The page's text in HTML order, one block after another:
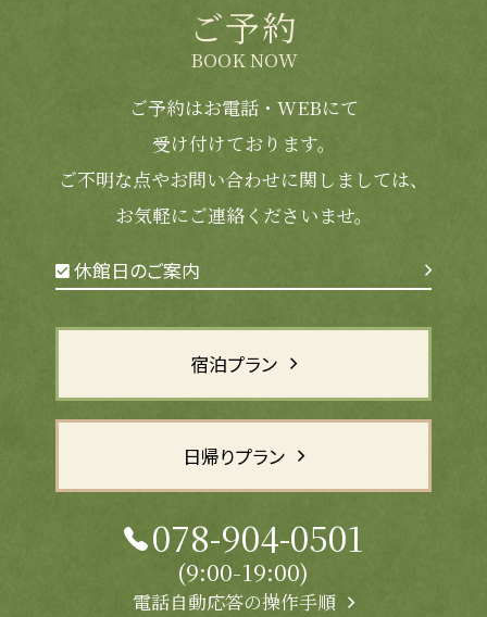
ご予約
BOOK NOW
ご予約はお電話・WEBにて
受け付けております。
ご不明な点やお問い合わせに関しましては、
お気軽にご連絡くださいませ。
休館日のご案内
宿泊プラン
日帰りプラン
078-904-0501
(9:00-19:00)
電話自動応答の操作手順